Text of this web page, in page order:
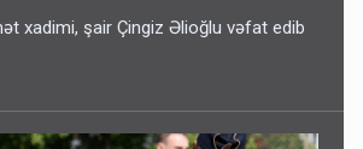
xadimi, şair Çingiz Əlioğlu vəfat edib